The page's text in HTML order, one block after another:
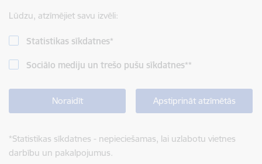
Lūdzu, atzīmējiet savu izvēli:
Statistikas sīkdatnes*
Sociālo mediju un trešo pušu sīkdatnes**
Noraidīt Apstiprināt atzīmētās
*Statistikas sīkdatnes - nepieciešamas, lai uzlabotu vietnes
darbību un pakalpojumus.